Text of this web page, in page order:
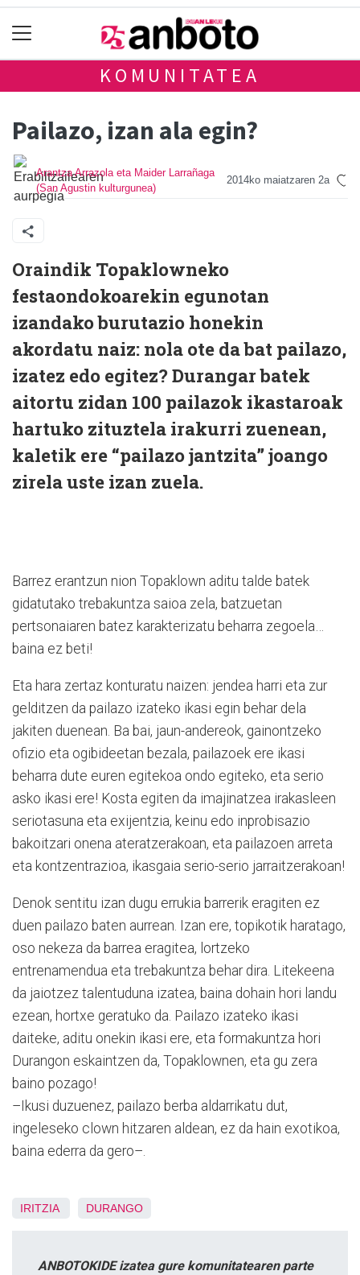
KOMUNITATEA
Pailazo, izan ala egin?
Arantza Arrazola eta Maider Larrañaga
(San Agustin kulturgunea)
2014ko maiatzaren 2a
Oraindik Topaklowneko
festaondokoarekin egunotan
izandako burutazio honekin
akordatu naiz: nola ote da bat pailazo,
izatez edo egitez? Durangar batek
aitortu zidan 100 pailazok ikastaroak
hartuko zituztela irakurri zuenean,
kaletik ere “pailazo jantzita” joango
zirela uste izan zuela.
Barrez erantzun nion Topaklown aditu talde batek
gidatutako trebakuntza saioa zela, batzuetan
pertsonaiaren batez karakterizatu beharra zegoela…
baina ez beti!
Eta hara zertaz konturatu naizen: jendea harri eta zur
gelditzen da pailazo izateko ikasi egin behar dela
jakiten duenean. Ba bai, jaun-andereok, gainontzeko
ofizio eta ogibideetan bezala, pailazoek ere ikasi
beharra dute euren egitekoa ondo egiteko, eta serio
asko ikasi ere! Kosta egiten da imajinatzea irakasleen
seriotasuna eta exijentzia, keinu edo inprobisazio
bakoitzari onena ateratzerakoan, eta pailazoen arreta
eta kontzentrazioa, ikasgaia serio-serio jarraitzerakoan!
Denok sentitu izan dugu errukia barrerik eragiten ez
duen pailazo baten aurrean. Izan ere, topikotik haratago,
oso nekeza da barrea eragitea, lortzeko
entrenamendua eta trebakuntza behar dira. Litekeena
da jaiotzez talentuduna izatea, baina dohain hori landu
ezean, hortxe geratuko da. Pailazo izateko ikasi
daiteke, aditu onekin ikasi ere, eta formakuntza hori
Durangon eskaintzen da, Topaklownen, eta gu zera
baino pozago!
–Ikusi duzuenez, pailazo berba aldarrikatu dut,
ingeleseko clown hitzaren aldean, ez da hain exotikoa,
baina ederra da gero–.
IRITZIA DURANGO
ANBOTOKIDE izatea gure komunitatearen parte